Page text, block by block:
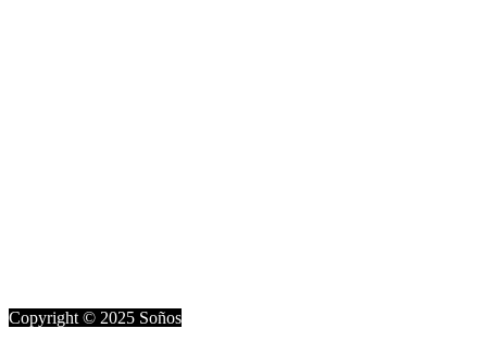
Copyright © 2025 Soños